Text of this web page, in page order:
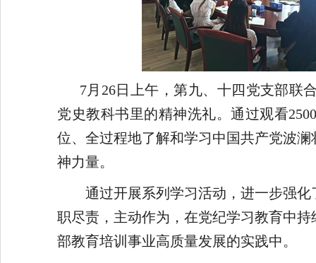
7月26日上午，第九、十四党支部联
党史教科书里的精神洗礼。通过观看
位、全过程地了解和学习中国共产党波
神力量。
通过开展系列学习活动，进一步强
职尽责，主动作为，在党纪学习教育中
部教育培训事业高质量发展的实践中。